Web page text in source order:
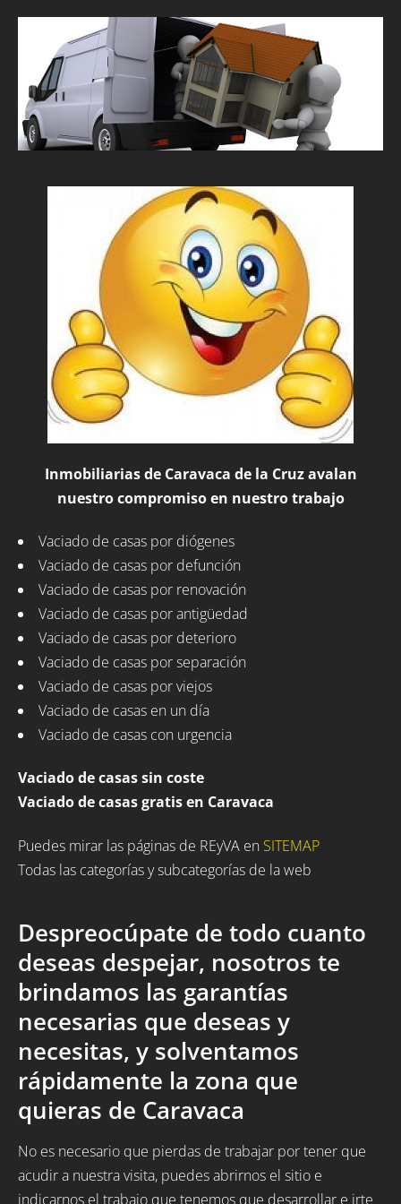
Inmobiliarias de Caravaca de la Cruz avalan
nuestro compromiso en nuestro trabajo
Vaciado de casas por diógenes
Vaciado de casas por defunción
Vaciado de casas por renovación
Vaciado de casas por antigüedad
Vaciado de casas por deterioro
Vaciado de casas por separación
Vaciado de casas por viejos
Vaciado de casas en un día
Vaciado de casas con urgencia
Vaciado de casas sin coste
Vaciado de casas gratis en Caravaca
Puedes mirar las páginas de REyVA en SITEMAP
Todas las categorías y subcategorías de la web
Despreocúpate de todo cuanto
deseas despejar, nosotros te
brindamos las garantías
necesarias que deseas y
necesitas, y solventamos
rápidamente la zona que
quieras de Caravaca
No es necesario que pierdas de trabajar por tener que
acudir a nuestra visita, puedes abrirnos el sitio e
indicarnos el trabajo que tenemos que desarrollar e irte